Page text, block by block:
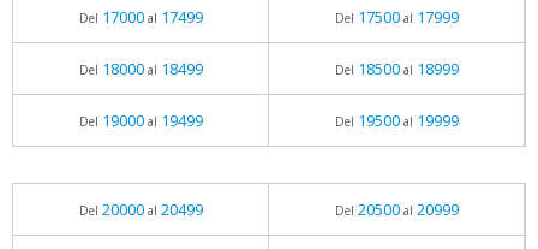
Del 17000al 17499 Del 17500al 17999
Del 18000al 18499 Del 18500al 18999
Del 19000al 19499 Del 19500al 19999
Del 20000al 20499 Del 20500al 20999